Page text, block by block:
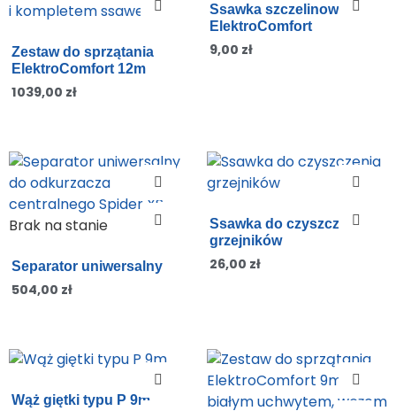
Zestaw do sprzątania
ElektroComfort 12m
1039,00 zł
Ssawka szczelinowa
ElektroComfort
9,00 zł
Brak na stanie
Separator uniwersalny
504,00 zł
Ssawka do czyszczenia
grzejników
26,00 zł
Wąż giętki typu P 9m